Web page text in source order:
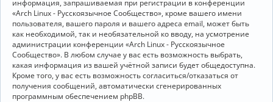
информация, запрашиваемая при регистрации в конференции
«Arch Linux - Русскоязычное Сообщество», кроме вашего имени
пользователя, вашего пароля и вашего адреса email, может быть
как необходимой, так и необязательной ко вводу, на усмотрение
администрации конференции «Arch Linux - Русскоязычное
Сообщество». В любом случае у вас есть возможность выбрать,
какая информация из вашей учётной записи будет общедоступна.
Кроме того, у вас есть возможность согласиться/отказаться от
получения сообщений, автоматически сгенерированных
программным обеспечением phpBB.